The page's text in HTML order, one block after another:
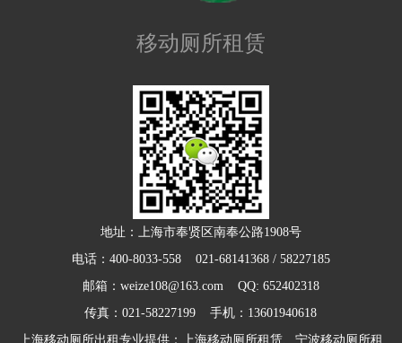
移动厕所租赁
地址：上海市奉贤区南奉公路1908号
电话：400-8033-558 021-68141368 / 58227185
邮箱：weize108@163.com QQ: 652402318
传真：021-58227199 手机：13601940618
上海移动厕所出租专业提供：上海移动厕所租赁、宁波移动厕所租